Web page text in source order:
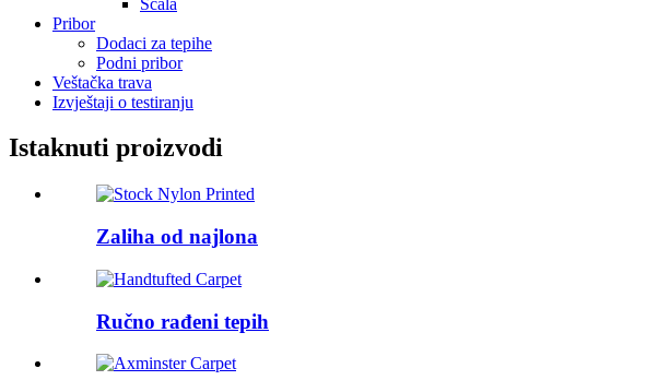
Pribor
Dodaci za tepihe
Podni pribor
Veštačka trava
Izvještaji o testiranju
Istaknuti proizvodi
Zaliha od najlona
Ručno rađeni tepih